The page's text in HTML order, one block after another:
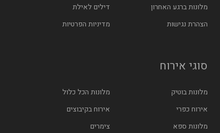
מלונות ברגע האחרון
דילים לאילת
הצהרת נגישות
מדיניות הפרטיות
סוגי אירוח
מלונות בוטיק
מלונות הכל כלול
אירוח כפרי
אירוח בקיבוצים
מלונות ספא
צימרים